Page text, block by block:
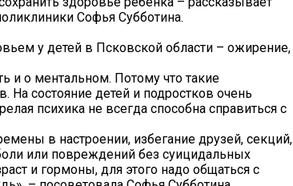
Софья Субботина.
у детей в Псковской области – ожирение,
и о ментальном. Потому что такие
На состояние детей и подростков очень
психика не всегда способна справиться с
в настроении, избегание друзей, секций,
или повреждений без суицидальных
и гормоны, для этого надо общаться с